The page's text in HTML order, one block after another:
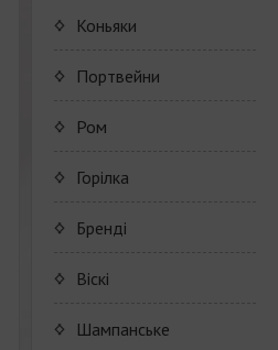
Wine series Arthur Metz
Appalina Alcohol Free
Wine series Appalina
Alcohol Free
Коньяки
Maison Camus
Cognac CAMUS
Портвейни
Porto Valdouro
Серия портвейнов
(Порто Вальдоро)
Ром
Navy Island Rum
Rum series Navy Island
Горілка
Бренді
JP. Chenet Brandy
JP. Chenet Brandy
Віскі
Шампанське